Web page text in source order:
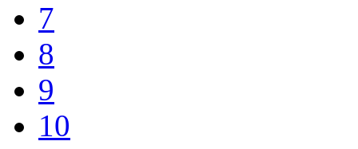
7
8
9
10